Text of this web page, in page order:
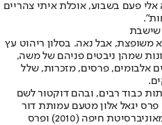
אלי פעם בשבוע, אוכלת איתי צהריים
שישבת
משופצת, אבל נאה. בסלון ריהוט עץ
שמהן ניבטים פניהם של משה,
אלבומים, פרסים, מזכרות, שלל
כבוד רבים, ובהם דוקטור לשם
מאוניברסיטת בן־גוריון (1994), פרס יגאל אלון מטעם עמותת דור
הפלמ"ח (2002), דוקטור לשם כבוד מאוניברסיטת חיפה (2010) ופרס